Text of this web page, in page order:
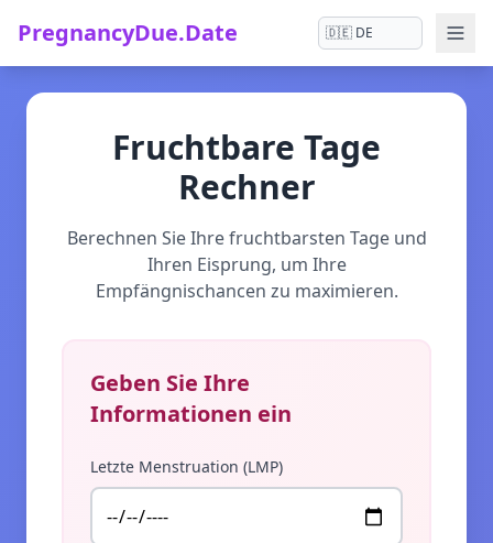
PregnancyDue.Date
Fruchtbare Tage
Rechner
Berechnen Sie Ihre fruchtbarsten Tage und
Ihren Eisprung, um Ihre
Empfängnischancen zu maximieren.
Geben Sie Ihre
Informationen ein
Letzte Menstruation (LMP)